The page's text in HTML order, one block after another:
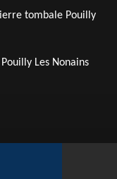
tombale Pouilly
Les Nonains